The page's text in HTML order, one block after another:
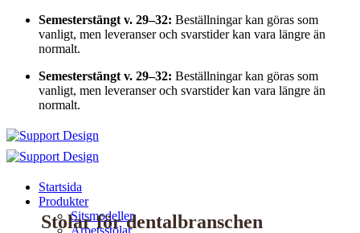
Skip
content
Semesterstängt v. 29–32: Beställningar kan göras som
vanligt, men leveranser och svarstider kan vara längre än
normalt.
Semesterstängt v. 29–32: Beställningar kan göras som
vanligt, men leveranser och svarstider kan vara längre än
normalt.
Startsida
Produkter
Sitsmodeller
Arbetsstolar
Stolarför dentalbranschen